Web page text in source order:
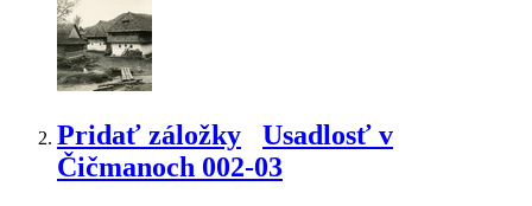
Pridať záložky
Usadlosť v
Čičmanoch 002-03